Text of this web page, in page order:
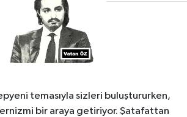
temasıyla sizleri buluştururken,
bir araya getiriyor. Şatafattan